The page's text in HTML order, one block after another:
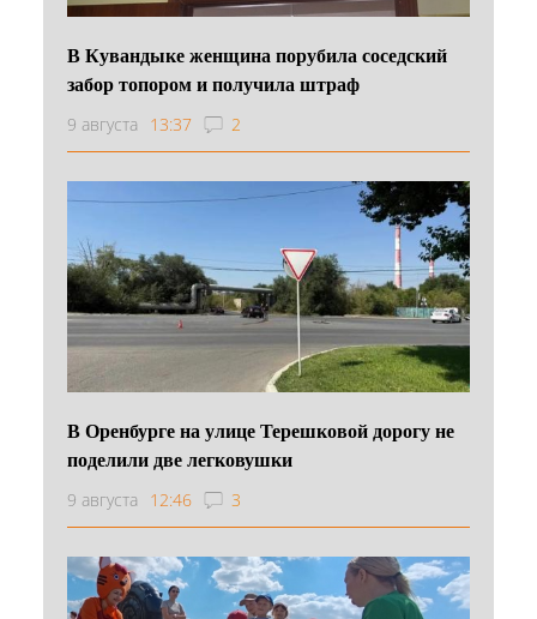
В Кувандыке женщина порубила соседский
забор топором и получила штраф
9 августа 13:37 2
В Оренбурге на улице Терешковой дорогу не
поделили две легковушки
9 августа 12:46 3